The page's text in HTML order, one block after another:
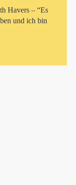
Havers – “Es
und ich bin